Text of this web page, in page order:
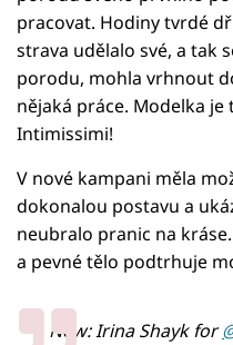
pracovat. Hodiny tvrdé
strava udělalo své, a tak
porodu, mohla vrhnout
nějaká práce. Modelka
Intimissimi!
V nové kampani měla
dokonalou postavu a
neubralo pranic na
a pevné tělo podtrhuje
New: Irina Shayk for